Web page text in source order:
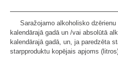
Saražojamo alkoholisko
kalendārajā gadā un /vai absolūtā
kalendārajā gadā, un, ja paredzēta
starpproduktu kopējais apjoms